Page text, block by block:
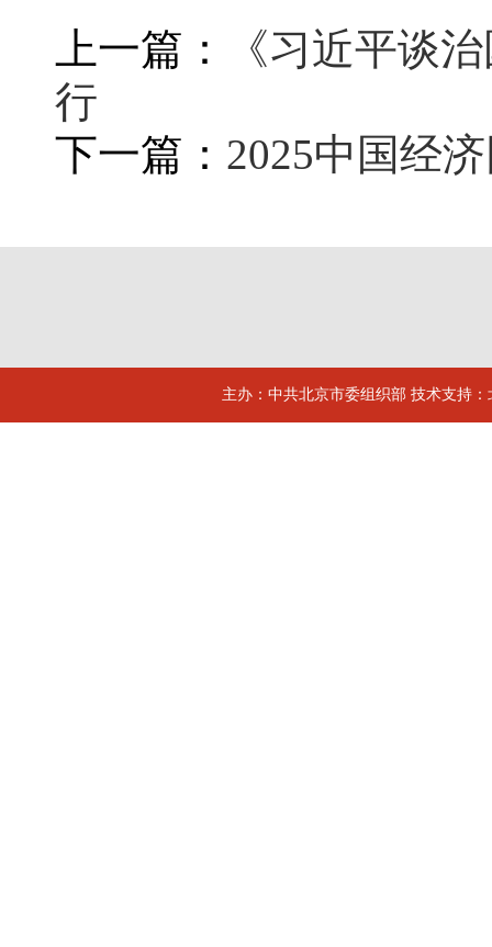
上一篇：
《习近平谈
行
下一篇： 2025中国经
主办：中共北京市委组织部 技术支持